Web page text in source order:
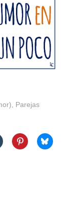
Parejas